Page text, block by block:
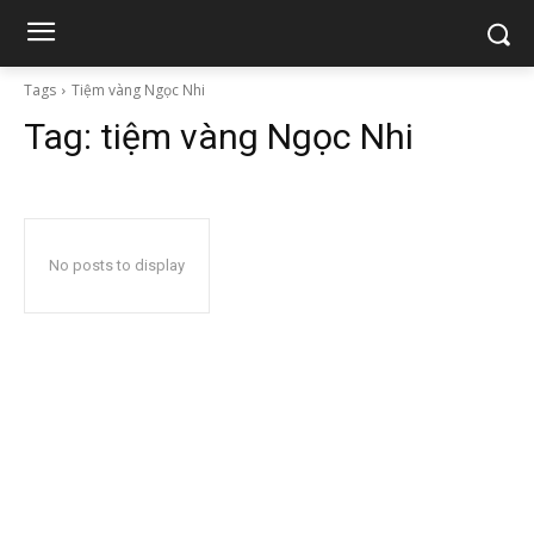
Tags Tiệm vàng Ngọc Nhi
Tag: tiệm vàng Ngọc Nhi
No posts to display